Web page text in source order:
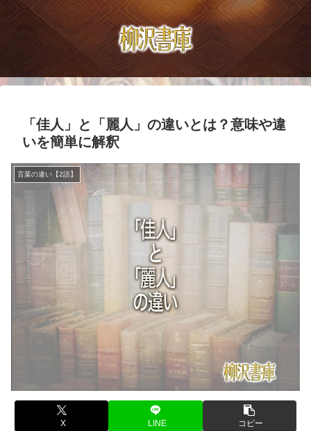
「佳人」と「麗人」の違いとは？意味や違
いを簡単に解釈
言葉の違い【2語】
X LINE コピー